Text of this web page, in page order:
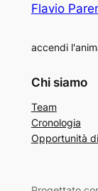
Flavio
accendi
Chi siamo
Team
Cronologia
Opportunità